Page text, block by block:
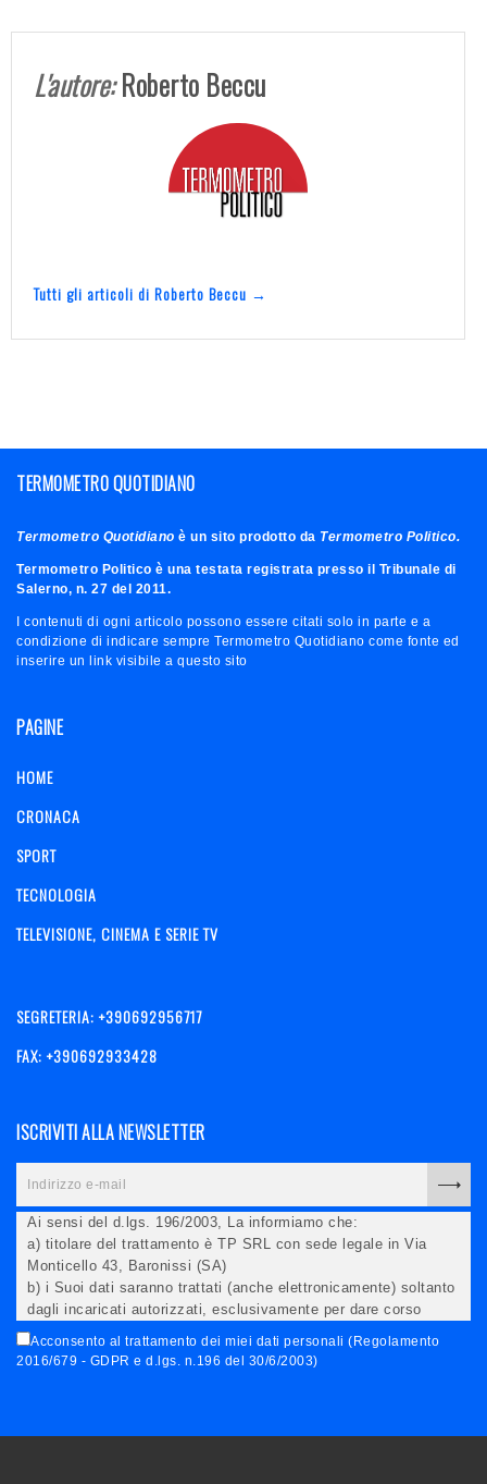
L'autore:Roberto Beccu
Tutti gli articoli di Roberto Beccu →
TERMOMETRO QUOTIDIANO
Termometro Quotidiano è un sito prodotto da Termometro Politico.
Termometro Politico è una testata registrata presso il Tribunale di
Salerno, n. 27 del 2011.
I contenuti di ogni articolo possono essere citati solo in parte e a
condizione di indicare sempre Termometro Quotidiano come fonte ed
inserire un link visibile a questo sito
PAGINE
HOME
CRONACA
SPORT
TECNOLOGIA
TELEVISIONE, CINEMA E SERIE TV
SEGRETERIA: +390692956717
FAX: +390692933428
ISCRIVITI ALLA NEWSLETTER
Ai sensi del d.lgs. 196/2003, La informiamo che:
a) titolare del trattamento è TP SRL con sede legale in Via
Monticello 43, Baronissi (SA)
b) i Suoi dati saranno trattati (anche elettronicamente) soltanto
dagli incaricati autorizzati, esclusivamente per dare corso
all'invio della newsletter e per l'invio (anche via email) di
informazioni relative alle iniziative del Titolare;
responsabile per conoscere i Suoi dati, verificare le modalità
Acconsento al trattamento dei miei dati personali (Regolamento
2016/679 - GDPR e d.lgs. n.196 del 30/6/2003)